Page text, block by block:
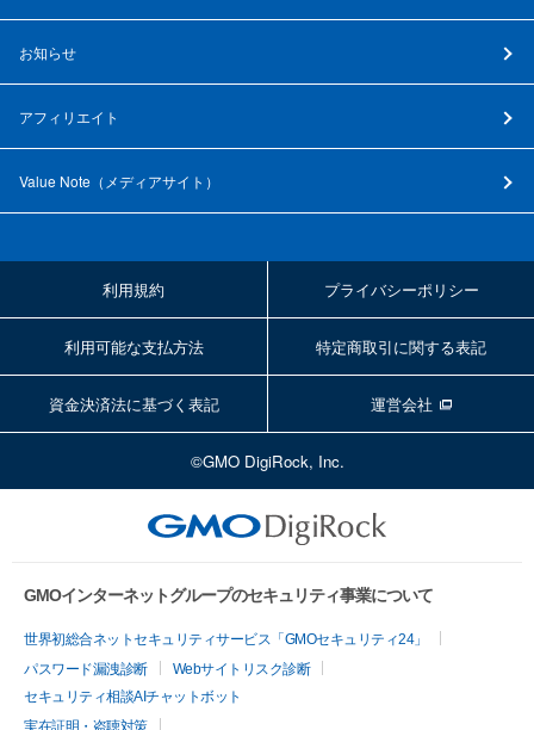
お知らせ
アフィリエイト
Value Note（ メディアサイト ）
利用規約 プライバシーポリシー
利用可能な支払方法 特定商取引に関する表記
資金決済法に基づく表記 運営会社
©GMO DigiRock, Inc.
GMOインターネットグループのセキュリティ事業について
世界初総合ネットセキュリティサービス「GMOセキュリティ24」
パスワード漏洩診断
Webサイトリスク診断
セキュリティ相談AIチャットボット
実在証明・盗聴対策